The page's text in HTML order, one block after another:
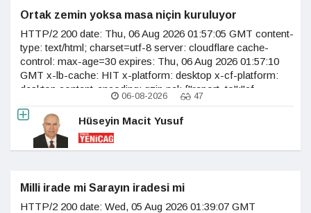
Ortak zemin yoksa masa niçin kuruluyor
HTTP/2 200 date: Thu, 06 Aug 2026 01:57:05 GMT content-
type: text/html; charset=utf-8 server: cloudflare cache-
control: max-age=30 expires: Thu, 06 Aug 2026 01:57:10
GMT x-lb-cache: HIT x-platform: desktop x-cf-platform:
desktop content-encoding: gzip nel: {"report_to":"cf-
nel","success_fraction":0.0,"max_age":604800} vary:
accept-encoding age: 24 last-modified:
06-08-2026 47
Hüseyin Macit Yusuf
Milli irade mi Sarayın iradesi mi
HTTP/2 200 date: Wed, 05 Aug 2026 01:39:07 GMT